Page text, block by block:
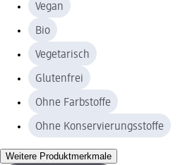
Vegan
Bio
Vegetarisch
Glutenfrei
Ohne Farbstoffe
Ohne Konservierungsstoffe
Weitere Produktmerkmale